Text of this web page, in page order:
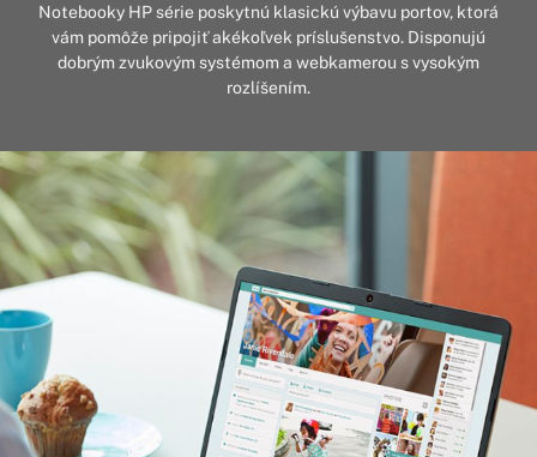
Notebooky HP série poskytnú klasickú výbavu portov, ktorá
vám pomôže pripojiť akékoľvek príslušenstvo. Disponujú
dobrým zvukovým systémom a webkamerou s vysokým
rozlíšením.